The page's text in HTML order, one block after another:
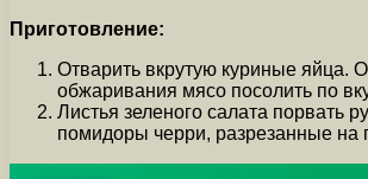
Приготовление:
Отварить вкрутую куриные яйца.
обжаривания мясо посолить по
Листья зеленого салата порвать
помидоры черри, разрезанные на